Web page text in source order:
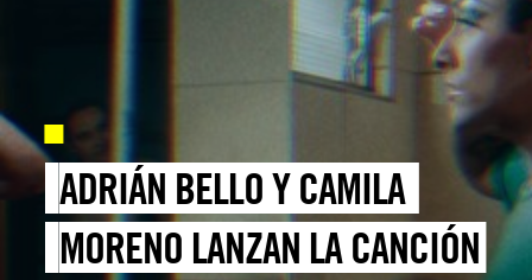
ADRIÁN BELLO Y CAMILA
MORENO LANZAN LA CANCIÓN